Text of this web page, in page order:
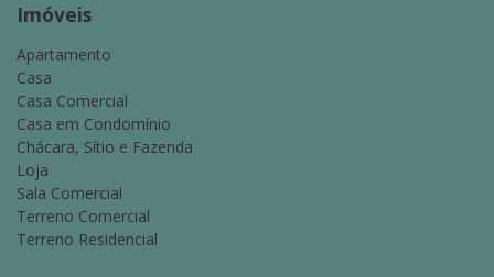
Imóveis
Apartamento
Casa
Casa Comercial
Casa em Condomínio
Chácara, Sítio e Fazenda
Loja
Sala Comercial
Terreno Comercial
Terreno Residencial